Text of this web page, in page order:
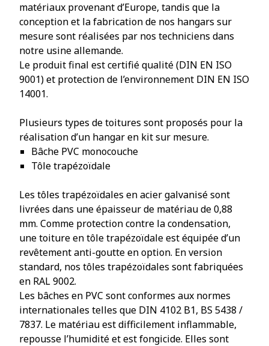
matériaux provenant d’Europe, tandis que la
conception et la fabrication de nos hangars sur
mesure sont réalisées par nos techniciens dans
notre usine allemande.
Le produit final est certifié qualité (DIN EN ISO
9001) et protection de l’environnement DIN EN ISO
14001.
Plusieurs types de toitures sont proposés pour la
réalisation d’un hangar en kit sur mesure.
Bâche PVC monocouche
Tôle trapézoïdale
Les tôles trapézoïdales en acier galvanisé sont
livrées dans une épaisseur de matériau de 0,88
mm. Comme protection contre la condensation,
une toiture en tôle trapézoïdale est équipée d’un
revêtement anti-goutte en option. En version
standard, nos tôles trapézoïdales sont fabriquées
en RAL 9002.
Les bâches en PVC sont conformes aux normes
internationales telles que DIN 4102 B1, BS 5438 /
7837. Le matériau est difficilement inflammable,
repousse l’humidité et est fongicide. Elles sont